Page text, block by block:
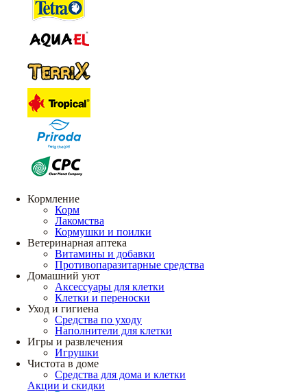
Кормление
Корм
Лакомства
Кормушки и поилки
Ветеринарная аптека
Витамины и добавки
Противопаразитарные средства
Домашний уют
Аксессуары для клетки
Клетки и переноски
Уход и гигиена
Средства по уходу
Наполнители для клетки
Игры и развлечения
Игрушки
Чистота в доме
Средства для дома и клетки
Акции и скидки